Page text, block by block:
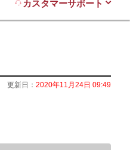
カスタマーサポート
更新日： 2020年11月24日 09:49